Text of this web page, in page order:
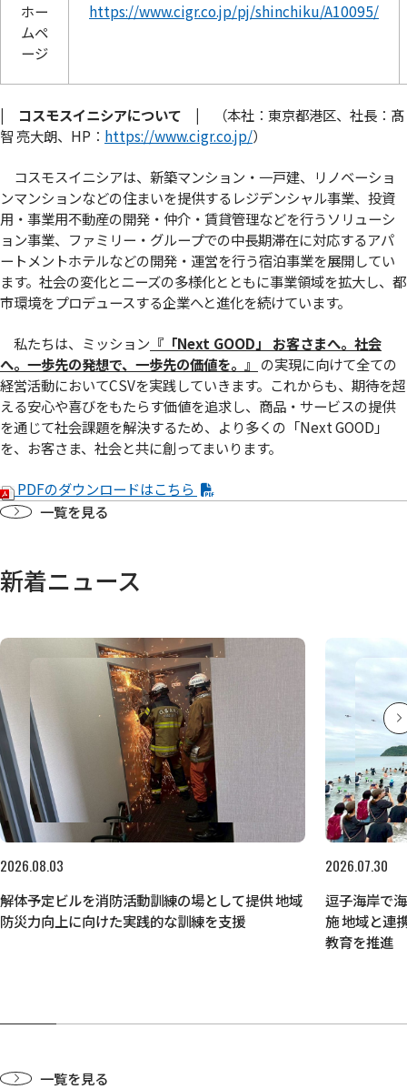
ホー
ムペ
ージ
https://www.cigr.co.jp/pj/shinchiku/A10095/
| コスモスイニシアについて | （本社：東京都港区、社長：髙
智 亮大朗、HP： https://www.cigr.co.jp/）
コスモスイニシアは、新築マンション・一戸建、リノベーショ
ンマンションなどの住まいを提供するレジデンシャル事業、投資
用・事業用不動産の開発・仲介・賃貸管理などを行うソリューシ
ョン事業、ファミリー・グループでの中長期滞在に対応するアパ
ートメントホテルなどの開発・運営を行う宿泊事業を展開してい
ます。社会の変化とニーズの多様化とともに事業領域を拡大し、都
市環境をプロデュースする企業へと進化を続けています。
私たちは、ミッション 『「Next GOOD」 お客さまへ。社会
へ。 ⼀歩先の発想で、 ⼀歩先の価値を。』 の実現に向けて全ての
経営活動においてCSVを実践していきます。これからも、期待を超
える安心や喜びをもたらす価値を追求し、商品・サービスの提供
を通じて社会課題を解決するため、より多くの「Next GOOD」
を、お客さま、社会と共に創ってまいります。
PDFのダウンロードはこちら
一覧を見る
新着ニュース
2026.08.03
解体予定ビルを消防活動訓練の場として提供 地域
防災力向上に向けた実践的な訓練を支援
2026.07.30
逗子海岸で
施 地域と連
教育を推進
一覧を見る